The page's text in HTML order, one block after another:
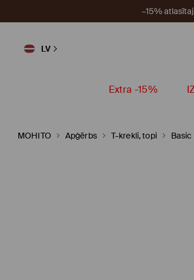
–15%
LV
Extra -15%
MOHITO Apģērbs T-krekli, topi Basic